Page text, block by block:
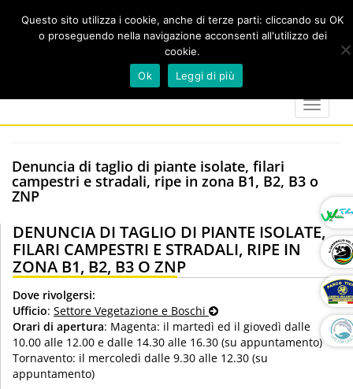
marker
calendar
Toggle
Denuncia di taglio di piante isolate, filari
campestri e stradali, ripe in zona B1, B2, B3 o
ZNP
DENUNCIA DI TAGLIO DI PIANTE ISOLATE,
FILARI CAMPESTRI E STRADALI, RIPE IN
ZONA B1, B2, B3 O ZNP
Dove rivolgersi:
Ufficio: Settore Vegetazione e Boschi
Orari di apertura: Magenta: il martedì ed il giovedì dalle
10.00 alle 12.00 e dalle 14.30 alle 16.30 (su appuntamento)
Tornavento: il mercoledì dalle 9.30 alle 12.30 (su
appuntamento)
Questo sito utilizza i cookie, anche di terze parti: cliccando su OK
o proseguendo nella navigazione acconsenti all'utilizzo dei
cookie.
Ok
Leggi di più